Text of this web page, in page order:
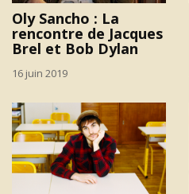
Oly Sancho : La
rencontre de Jacques
Brel et Bob Dylan
16 juin 2019